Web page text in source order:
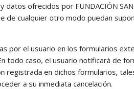
ofrecidos por FUNDACIÓN
de cualquier otro modo puedan
por el usuario en los formularios
caso, el usuario notificará de
registrada en dichos formularios,
a su inmediata cancelación.